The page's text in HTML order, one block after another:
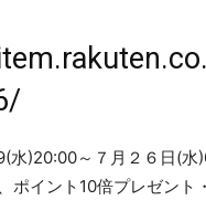
水)20:00～７月２６日(
ポイント10倍プレゼン